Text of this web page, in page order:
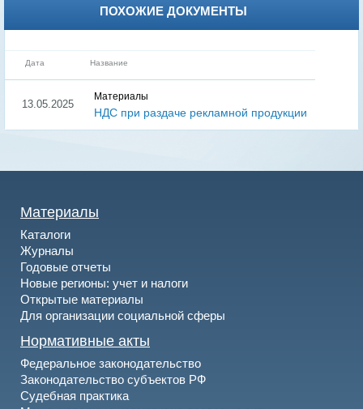
ПОХОЖИЕ ДОКУМЕНТЫ
Дата Название
13.05.2025
Материалы
НДС при раздаче рекламной продукции
Материалы
Каталоги
Журналы
Годовые отчеты
Новые регионы: учет и налоги
Открытые материалы
Для организации социальной сферы
Нормативные акты
Федеральное законодательство
Законодательство субъектов РФ
Судебная практика